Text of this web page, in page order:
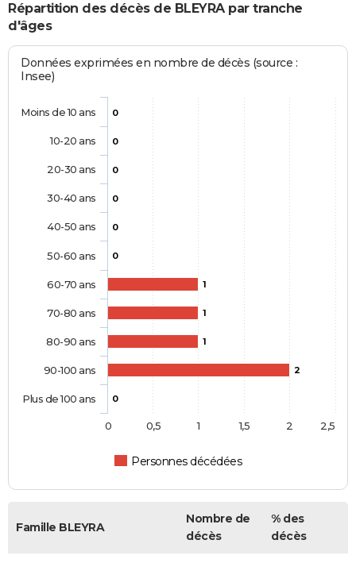
Répartition des décès de BLEYRA par tranche
d'âges
Données exprimées en nombre de décès (source :
Insee)
0
0
0
0
0
0
1
1
1
2
0
Personnes décédées
Moins de 10 ans
10-20 ans
20-30 ans
30-40 ans
40-50 ans
50-60 ans
60-70 ans
70-80 ans
80-90 ans
90-100 ans
Plus de 100 ans
0 0,5 1 1,5 2 2,5
Famille BLEYRA
Nombre de
décès
% des
décès